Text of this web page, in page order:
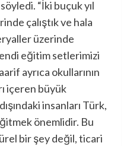
“İki buçuk yıl
çalıştık ve hala
üzerinde
eğitim setlerimizi
ayrıca okullarının
içeren büyük
insanları Türk,
önemlidir. Bu
bir şey değil, ticari